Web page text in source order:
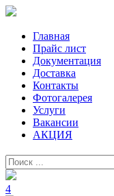
Главная
Прайс лист
Документация
Доставка
Контакты
Фотогалерея
Услуги
Вакансии
АКЦИЯ
4